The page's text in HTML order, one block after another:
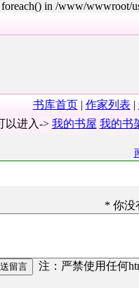
in /www/wwwroot/
书库首页| 作家列表 |
以进入-> 我的书屋 我的书
* 你没
注：严禁使用任何